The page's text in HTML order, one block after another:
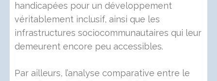
handicapées pour un développement
véritablement inclusif, ainsi que les
infrastructures sociocommunautaires qui leur
demeurent encore peu accessibles.
Par ailleurs, l’analyse comparative entre le